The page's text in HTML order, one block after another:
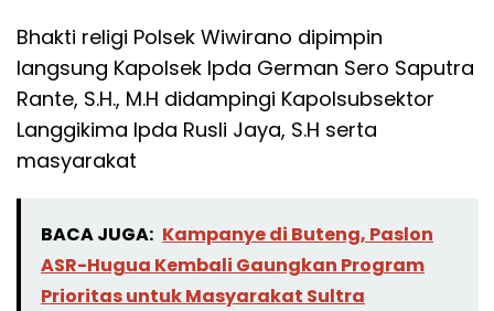
Bhakti religi Polsek Wiwirano dipimpin
langsung Kapolsek Ipda German Sero Saputra
Rante, S.H., M.H didampingi Kapolsubsektor
Langgikima Ipda Rusli Jaya, S.H serta
masyarakat
BACA JUGA: Kampanye di Buteng, Paslon
ASR-Hugua Kembali Gaungkan Program
Prioritas untuk Masyarakat Sultra